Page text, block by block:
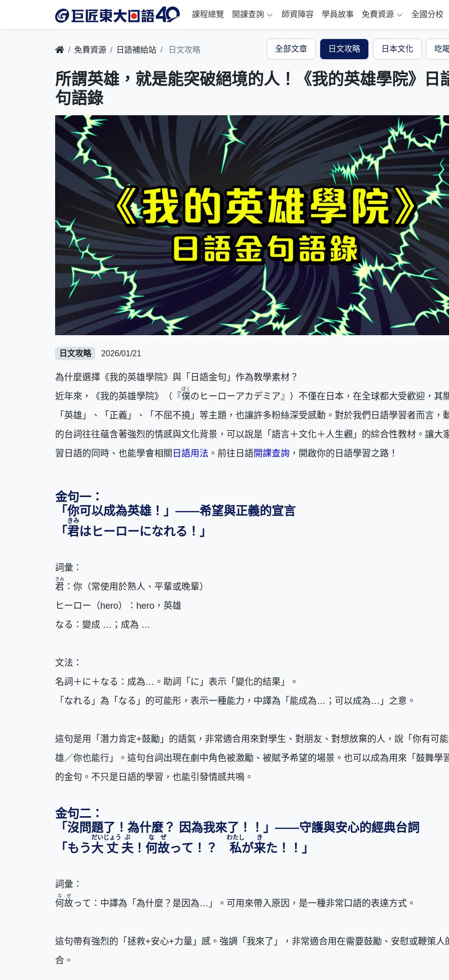
課程總覽 開課查詢 師資陣容 學員故事 免費資源 全國分校
免費資源 日語補給站 日文攻略 全部文章 日文攻略 日本文化 吃
所謂英雄，就是能突破絕境的人！《我的英雄學院》日
句語錄
日文攻略 2026/01/21
為什麼選擇《我的英雄學院》與「日語金句」作為教學素材？
近年來，《我的英雄學院》（『僕
ぼく
のヒーローアカデミア』）不僅在日本，在全球都大受歡迎，其
「英雄」、「正義」、「不屈不撓」等主題，也讓許多粉絲深受感動。對於我們日語學習者而言，
的台詞往往蘊含著強烈的情感與文化背景，可以說是「語言＋文化＋人生觀」的綜合性教材。讓大
習日語的同時、也能學會相關 日語用法 。前往日語開課查詢 ，開啟你的日語學習之路！
金句一：
「你可以成為英雄！」——希望與正義的宣言
「君
きみ
はヒーローになれる！」
詞彙：
君
きみ
：你（常使用於熟人、平輩或晚輩）
ヒーロー（hero）：hero，英雄
なる：變成 …；成為 …
文法：
名詞＋に＋なる：成為…。助詞「に」表示「變化的結果」。
「なれる」為「なる」的可能形，表示一種能力，中譯為「能成為…；可以成為…」之意。
這句是用「潛力肯定+鼓勵」的語氣，非常適合用來對學生、對朋友、對想放棄的人，說「你有可
雄／你也能行」。這句台詞出現在劇中角色被激勵、被賦予希望的場景。也可以成為用來「鼓舞學
的金句。不只是日語的學習，也能引發情感共鳴。
金句二：
「沒問題了！為什麼？ 因為我來了！！」——守護與安心的經典台詞
「もう大
だい
丈
じょう
夫
ぶ
！ 何故
なぜ
って！？ 私
わたし
が来
き
た！！」
詞彙：
何故
なぜ
って：中譯為「為什麼？是因為…」。可用來帶入原因，是一種非常口語的表達方式。
這句帶有強烈的「拯救+安心+力量」感。強調「我來了」，非常適合用在需要鼓勵、安慰或鞭策人
合。